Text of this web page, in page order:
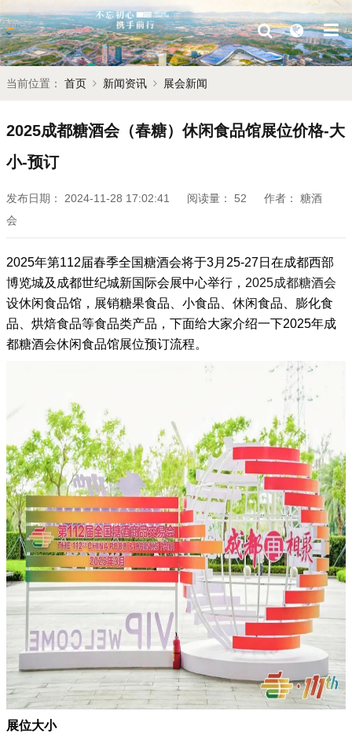
当前位置： 首页 新闻资讯 展会新闻
2025成都糖酒会（春糖）休闲食品馆展位价格-大
小-预订
发布日期： 2024-11-28 17:02:41 阅读量： 52 作者：
糖酒
会
2025年第112届春季全国糖酒会将于3月25-27日在成都西部
博览城及成都世纪城新国际会展中心举行， 2025成都糖酒会
设休闲食品馆，展销糖果食品、小食品、休闲食品、膨化食
品、烘焙食品等食品类产品，下面给大家介绍一下2025年成
都糖酒会休闲食品馆展位预订流程。
展位大小